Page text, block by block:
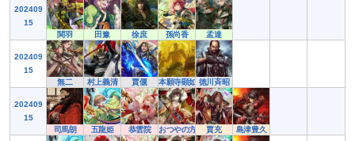
202409
15
関羽
田豫 徐庶 孫尚香 孟達
202409
15
無二
村上義清 賈偃 本願寺顕如 徳川斉昭
202409
15
司馬朗
五龍姫 恭雲院 おつやの方 賈充 島津豊久